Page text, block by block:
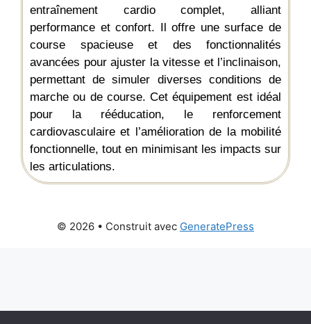
entraînement cardio complet, alliant
performance et confort. Il offre une surface de
course spacieuse et des fonctionnalités
avancées pour ajuster la vitesse et l’inclinaison,
permettant de simuler diverses conditions de
marche ou de course. Cet équipement est idéal
pour la rééducation, le renforcement
cardiovasculaire et l’amélioration de la mobilité
fonctionnelle, tout en minimisant les impacts sur
les articulations.
© 2026 • Construit avec GeneratePress